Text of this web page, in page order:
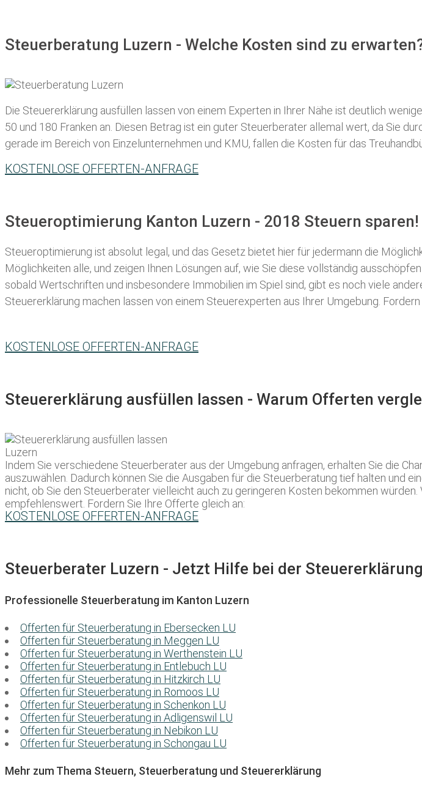
Steuerberatung Luzern - Welche Kosten sind zu
Die Steuererklärung ausfüllen lassen von einem Experten in Ihrer Nähe ist deutlich
50 und 180 Franken an. Diesen Betrag ist ein guter Steuerberater allemal wert, da Sie
gerade im Bereich von Einzelunternehmen und KMU, fallen die Kosten für das
KOSTENLOSE OFFERTEN-ANFRAGE
Steueroptimierung Kanton Luzern - 2018 Steuern sparen!
Steueroptimierung ist absolut legal, und das Gesetz bietet hier für jedermann die
Möglichkeiten alle, und zeigen Ihnen Lösungen auf, wie Sie diese vollständig
sobald Wertschriften und insbesondere Immobilien im Spiel sind, gibt es noch viele
Steuererklärung machen lassen von einem Steuerexperten aus Ihrer Umgebung.
KOSTENLOSE OFFERTEN-ANFRAGE
Steuererklärung ausfüllen lassen - Warum Offerten
Indem Sie verschiedene Steuerberater aus der Umgebung anfragen, erhalten Sie die
auszuwählen. Dadurch können Sie die Ausgaben für die Steuerberatung tief halten und
nicht, ob Sie den Steuerberater vielleicht auch zu geringeren Kosten bekommen
empfehlenswert. Fordern Sie Ihre Offerte gleich an:
KOSTENLOSE OFFERTEN-ANFRAGE
Steuerberater Luzern - Jetzt Hilfe bei der Steuererklärung
Professionelle Steuerberatung im Kanton Luzern
Offerten für Steuerberatung in Ebersecken LU
Offerten für Steuerberatung in Meggen LU
Offerten für Steuerberatung in Werthenstein LU
Offerten für Steuerberatung in Entlebuch LU
Offerten für Steuerberatung in Hitzkirch LU
Offerten für Steuerberatung in Romoos LU
Offerten für Steuerberatung in Schenkon LU
Offerten für Steuerberatung in Adligenswil LU
Offerten für Steuerberatung in Nebikon LU
Offerten für Steuerberatung in Schongau LU
Mehr zum Thema Steuern, Steuerberatung und Steuererklärung